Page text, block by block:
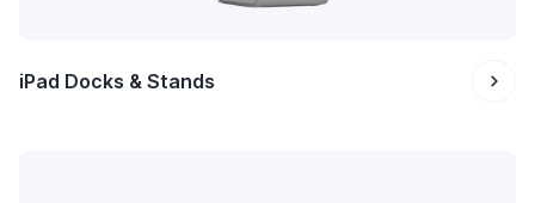
iPad Docks & Stands